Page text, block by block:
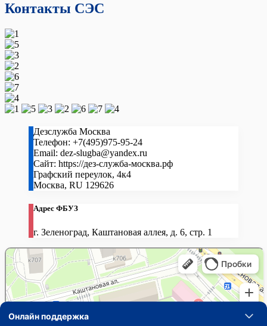
Контакты СЭС
Дезслужба Москва
Телефон: +7(495)975-95-24
Email: dez-slugba@yandex.ru
Сайт: https://дез-служба-москва.рф
Графский переулок, 4к4
Москва, RU 129626
Адрес ФБУЗ
г. Зеленоград, Каштановая аллея, д. 6, стр. 1